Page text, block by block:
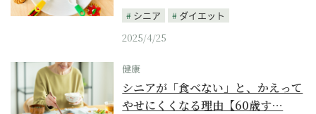
シニア
ダイエット
2025/4/25
健康
シニアが「食べない」と、かえって
やせにくくなる理由【60歳す…